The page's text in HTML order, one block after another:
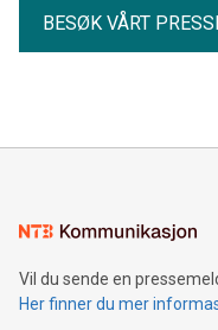
BESØK VÅRT
Vil du sende en
Her finner du mer